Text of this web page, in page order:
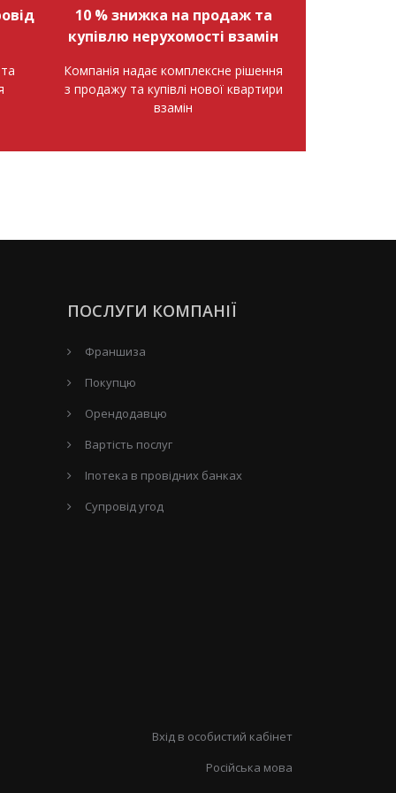
10 % знижка на продаж та
купівлю нерухомості взамін
Компанія надає комплексне рішення
з продажу та купівлі нової квартири
взамін
ПОСЛУГИ КОМПАНІЇ
Франшиза
Покупцю
Орендодавцю
Вартість послуг
Іпотека в провідних банках
Супровід угод
Вхід в особистий кабінет
Російська мова